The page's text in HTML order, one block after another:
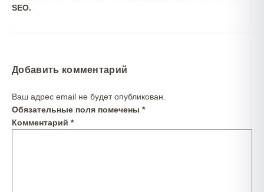
SEO.
Добавить комментарий
Ваш адрес email не будет опубликован.
Обязательные поля помечены *
Комментарий *